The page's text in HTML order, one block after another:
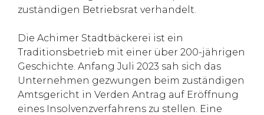
zuständigen Betriebsrat verhandelt.
Die Achimer Stadtbäckerei ist ein
Traditionsbetrieb mit einer über 200-jährigen
Geschichte. Anfang Juli 2023 sah sich das
Unternehmen gezwungen beim zuständigen
Amtsgericht in Verden Antrag auf Eröffnung
eines Insolvenzverfahrens zu stellen. Eine